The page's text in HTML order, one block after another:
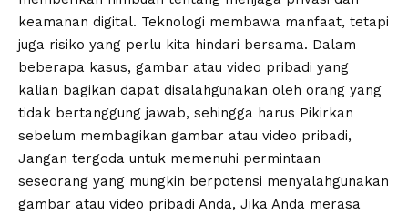
keamanan digital. Teknologi membawa manfaat, tetapi
juga risiko yang perlu kita hindari bersama. Dalam
beberapa kasus, gambar atau video pribadi yang
kalian bagikan dapat disalahgunakan oleh orang yang
tidak bertanggung jawab, sehingga harus Pikirkan
sebelum membagikan gambar atau video pribadi,
Jangan tergoda untuk memenuhi permintaan
seseorang yang mungkin berpotensi menyalahgunakan
gambar atau video pribadi Anda, Jika Anda merasa